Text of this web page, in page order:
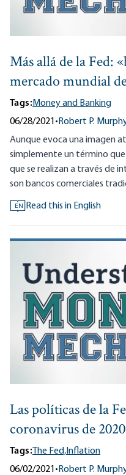
Más allá de la Fed:
mercado mundial
Tags:Money and Banking
06/28/2021 • Robert P.
Aunque evoca una imagen
simplemente un término que
que se realizan a través de
son bancos comerciales
EN Read this in English
Las políticas de la
coronavirus de 2020
Tags: The Fed, Inflation
06/02/2021 • Robert P.